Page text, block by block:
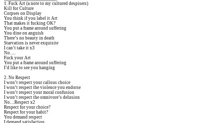
1. Fuck Art (a note to my cultured despisers)
Kill for Culture
Corpses on Display
You think if you label it Art
That makes it fucking OK?
You put a frame around suffering
You dine on anguish
There’s no beauty in death
Starvation is never exquisite
I can’t take it x3
No….
Fuck your Art
You put a frame around suffering
I’d like to see you hanging
2. No Respect
I won’t respect your callous choice
I won’t respect the violence you endorse
I won’t respect your moral confusion
I won’t respect the omnivore’s delusion
No…Respect x2
Respect for your choice?
Respect for your habit?
You demand respect
I demand satisfaction